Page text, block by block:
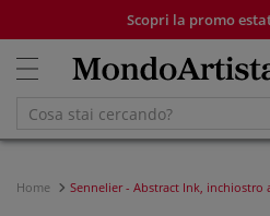
Scopri la promo
Home Sennelier - Abstract Ink, inchiostro